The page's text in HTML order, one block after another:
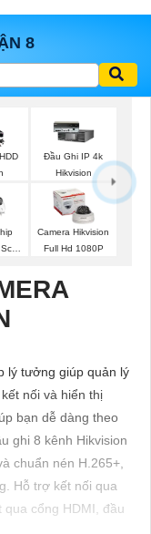
8
Đầu Ghi IP 4k
Hikvision
Camera Hikvision
Full Hd 1080P
lý tưởng giúp quản lý
nối và hiển thị
bạn dễ dàng theo
ghi 8 kênh Hikvision
chuẩn nén H.265+,
Hỗ trợ kết nối qua
cổng HDMI, đầu